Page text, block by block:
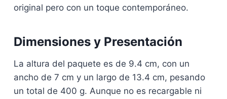
original pero con un toque contemporáneo.
Dimensiones y Presentación
La altura del paquete es de 9.4 cm, con un
ancho de 7 cm y un largo de 13.4 cm, pesando
un total de 400 g. Aunque no es recargable ni